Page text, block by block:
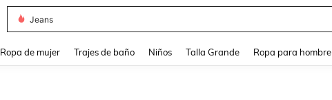
Jeans
Ropa de mujer Trajes de baño Niños Talla Grande Ropa para hombre